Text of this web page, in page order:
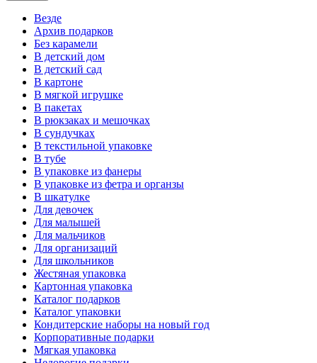
Везде
Архив подарков
Без карамели
В детский дом
В детский сад
В картоне
В мягкой игрушке
В пакетах
В рюкзаках и мешочках
В сундучках
В текстильной упаковке
В тубе
В упаковке из фанеры
В упаковке из фетра и органзы
В шкатулке
Для девочек
Для малышей
Для мальчиков
Для организаций
Для школьников
Жестяная упаковка
Картонная упаковка
Каталог подарков
Каталог упаковки
Кондитерские наборы на новый год
Корпоративные подарки
Мягкая упаковка